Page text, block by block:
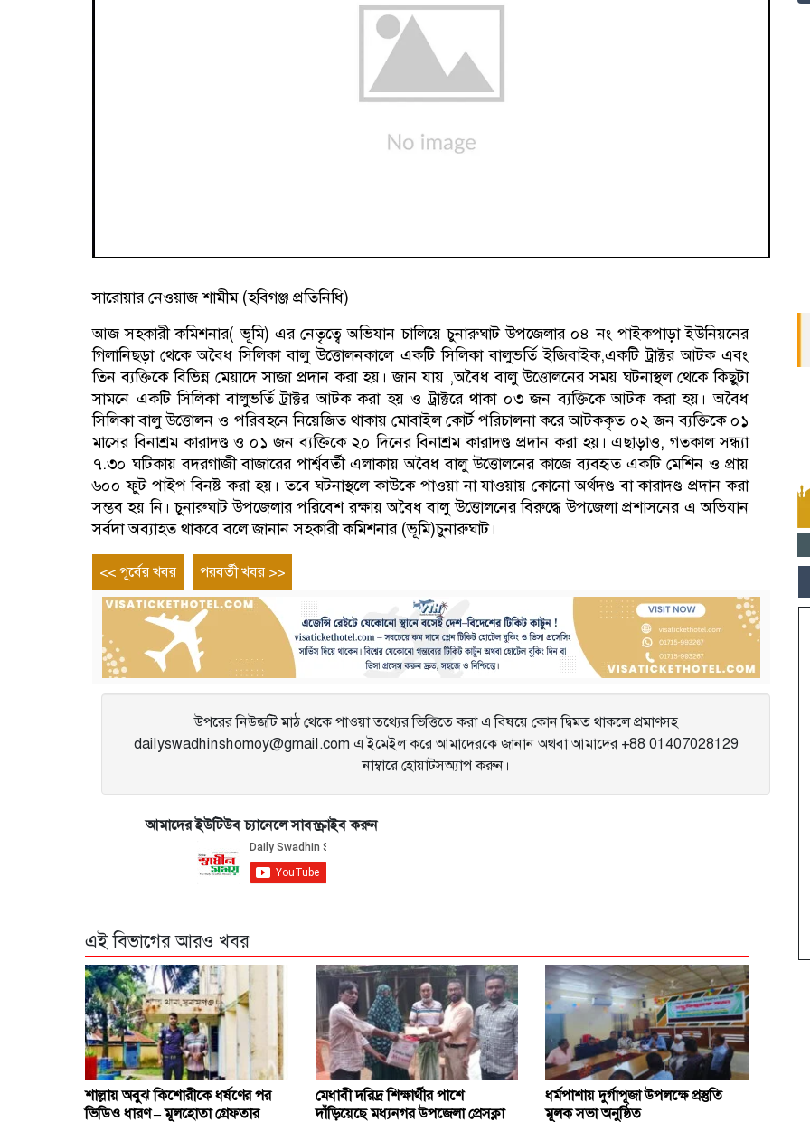
সারোয়ার নেওয়াজ শামীম (হবিগঞ্জ প্রতিনিধি)
আজ সহকারী কমিশনার( ভূমি) এর নেতৃত্বে অভিযান চালিয়ে চুনারুঘাট উপজেলার ০৪ নং পাইকপাড়া ইউনিয়নের
গিলানিছড়া থেকে অবৈধ সিলিকা বালু উত্তোলনকালে একটি সিলিকা বালুভর্তি ইজিবাইক,একটি ট্রাক্টর আটক এবং
তিন ব্যক্তিকে বিভিন্ন মেয়াদে সাজা প্রদান করা হয়। জান যায় ,অবৈধ বালু উত্তোলনের সময় ঘটনাস্থল থেকে কিছুটা
সামনে একটি সিলিকা বালুভর্তি ট্রাক্টর আটক করা হয় ও ট্রাক্টরে থাকা ০৩ জন ব্যক্তিকে আটক করা হয়। অবৈধ
সিলিকা বালু উত্তোলন ও পরিবহনে নিয়েজিত থাকায় মোবাইল কোর্ট পরিচালনা করে আটককৃত ০২ জন ব্যক্তিকে ০১
মাসের বিনাশ্রম কারাদণ্ড ও ০১ জন ব্যক্তিকে ২০ দিনের বিনাশ্রম কারাদণ্ড প্রদান করা হয়। এছাড়াও, গতকাল সন্ধ্যা
৭.৩০ ঘটিকায় বদরগাজী বাজারের পার্শ্ববর্তী এলাকায় অবৈধ বালু উত্তোলনের কাজে ব্যবহৃত একটি মেশিন ও প্রায়
৬০০ ফুট পাইপ বিনষ্ট করা হয়। তবে ঘটনাস্থলে কাউকে পাওয়া না যাওয়ায় কোনো অর্থদণ্ড বা কারাদণ্ড প্রদান করা
সম্ভব হয় নি। চুনারুঘাট উপজেলার পরিবেশ রক্ষায় অবৈধ বালু উত্তোলনের বিরুদ্ধে উপজেলা প্রশাসনের এ অভিযান
সর্বদা অব্যাহত থাকবে বলে জানান সহকারী কমিশনার (ভূমি)চুনারুঘাট।
Post
navigation
<< পূর্বের খবর
Previous
entry
পরবর্তী খবর >>
উপরের নিউজটি মাঠ থেকে পাওয়া তথ্যের ভিত্তিতে করা এ বিষয়ে কোন দ্বিমত থাকলে প্রমাণসহ
dailyswadhinshomoy@gmail.com এ ইমেইল করে আমাদেরকে জানান অথবা আমাদের +88 01407028129
নাম্বারে হোয়াটসঅ্যাপ করুন।
আমাদের ইউটিউব চ্যানেলে সাবস্ক্রাইব করুন
এই বিভাগের আরও খবর
শাল্লায় অবুঝ কিশোরীকে ধর্ষণের পর
ভিডিও ধারণ – মূলহোতা গ্রেফতার
মেধাবী দরিদ্র শিক্ষার্থীর পাশে
দাঁড়িয়েছে মধ্যনগর উপজেলা প্রেসক্লা
ধর্মপাশায় দুর্গাপূজা উপলক্ষে প্রস্তুতি
মূলক সভা অনুষ্ঠিত